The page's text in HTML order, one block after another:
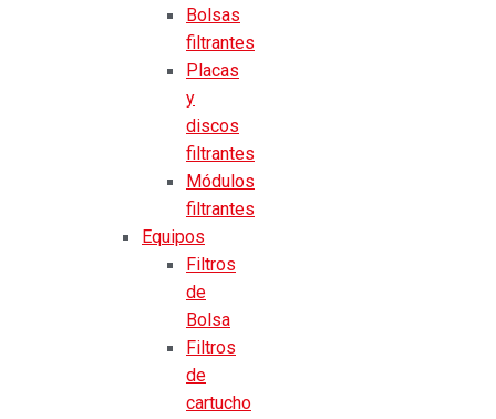
Bolsas
filtrantes
Placas
y
discos
filtrantes
Módulos
filtrantes
Equipos
Filtros
de
Bolsa
Filtros
de
cartucho